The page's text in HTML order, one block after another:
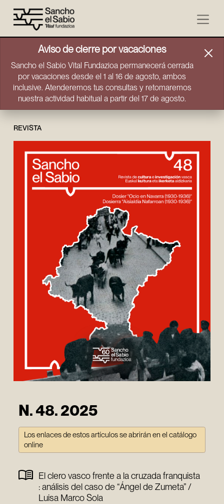
Ir directamente al contenido
Aviso de cierre por vacaciones
Sancho el Sabio Vital Fundazioa permanecerá cerrada
por vacaciones desde el 1 al 16 de agosto, ambos
inclusive. Atenderemos tus consultas y retomaremos
nuestra actividad habitual a partir del 17 de agosto.
REVISTA
N. 48. 2025
Los enlaces de estos artículos se abrirán en el catálogo
online
El clero vasco frente a la cruzada franquista
: análisis del caso de “Ángel de Zumeta” /
Luisa Marco Sola